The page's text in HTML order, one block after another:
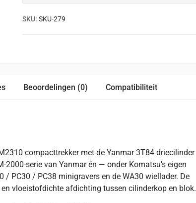
SKU: SKU-279
Beoordelingen (0) Compatibiliteit
compacttrekker met de Yanmar 3T84 driecilinder
2000-serie van Yanmar én — onder Komatsu’s eigen
PC30 / PC38 minigravers en de WA30 wiellader. De
vloeistofdichte afdichting tussen cilinderkop en blok.